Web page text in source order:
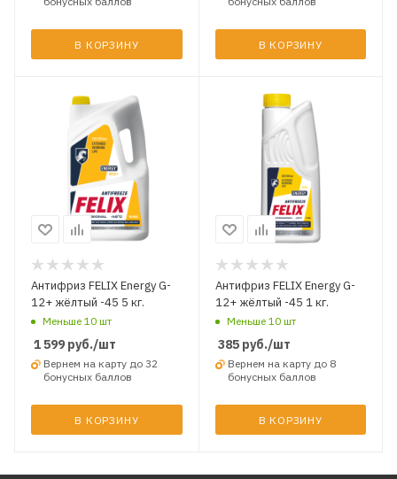
В КОРЗИНУ В КОРЗИНУ
Антифриз FELIX Energy G-
12+ жёлтый -45 5 кг.
Меньше 10 шт
1 599 руб./шт
Вернем на карту до 32
бонусных баллов
В КОРЗИНУ
Антифриз FELIX Energy G-
12+ жёлтый -45 1 кг.
Меньше 10 шт
385руб./шт
Вернем на карту до 8
бонусных баллов
В КОРЗИНУ